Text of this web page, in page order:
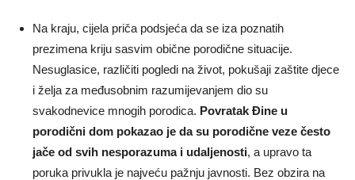
Na kraju, cijela priča podsjeća da se iza poznatih
prezimena kriju sasvim obične porodične situacije.
Nesuglasice, različiti pogledi na život, pokušaji zaštite djece
i želja za međusobnim razumijevanjem dio su
svakodnevice mnogih porodica. Povratak Đine u
porodični dom pokazao je da su porodične veze često
jače od svih nesporazuma i udaljenosti, a upravo ta
poruka privukla je najveću pažnju javnosti. Bez obzira na